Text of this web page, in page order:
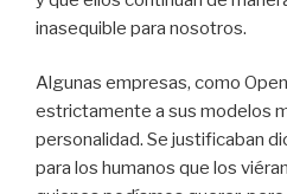
inasequible para nosotros.
Algunas empresas, como
estrictamente a sus modelos
personalidad. Se justificaban
para los humanos que los